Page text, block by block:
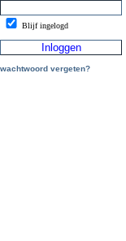
Blijf ingelogd
wachtwoord vergeten?